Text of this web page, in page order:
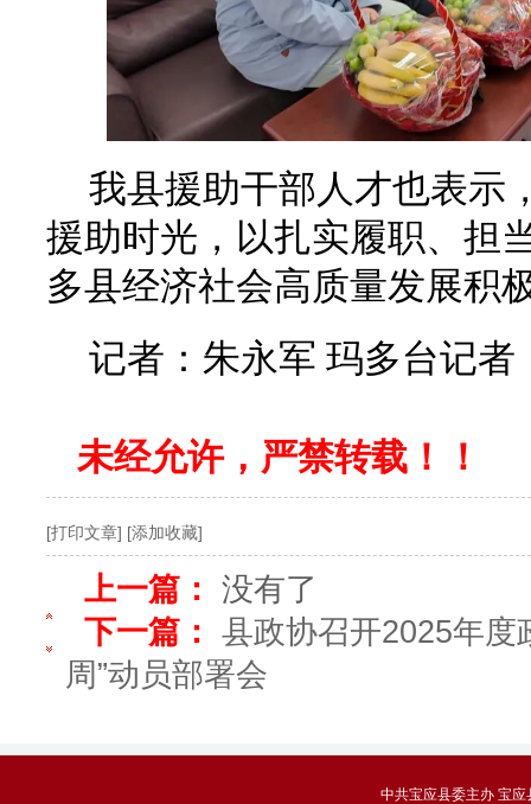
我县援助干部人才也表示
援助时光，以扎实履职、担
多县经济社会高质量发展积
记者：朱永军 玛多台记者
未经允许，严禁转载！！
[打印文章] [添加收藏]
上一篇： 没有了
下一篇： 县政协召开2025年度
周”动员部署会
中共宝应县委主办 宝